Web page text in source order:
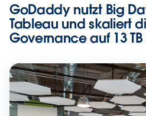
GoDaddy nutzt Big
Tableau und skaliert
Governance auf 13